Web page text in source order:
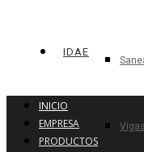
IDAE
INICIO
EMPRESA
PRODUCTOS